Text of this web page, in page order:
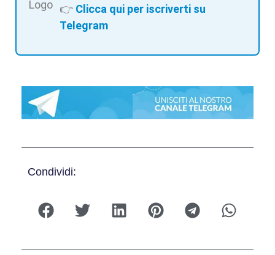
👉 Clicca qui per iscriverti su
Telegram
Condividi: